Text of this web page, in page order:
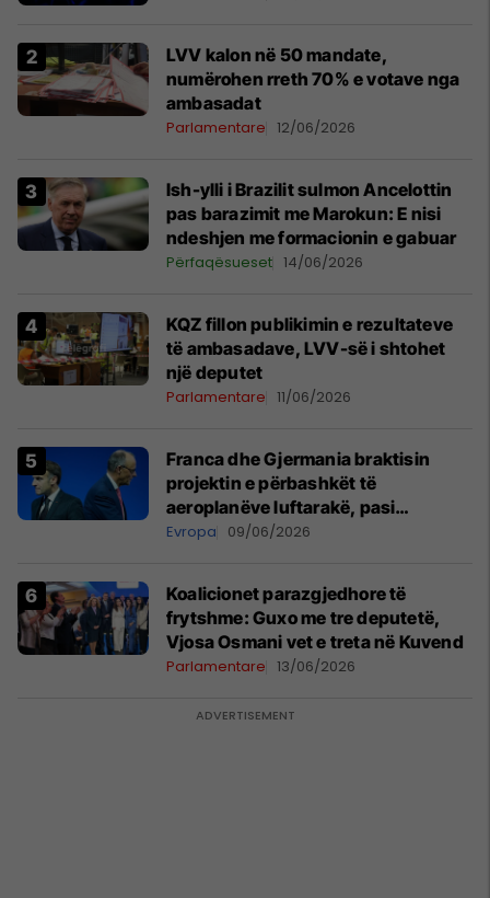
LVV kalon në 50 mandate,
numërohen rreth 70% e votave nga
ambasadat
Parlamentare 12/06/2026
Ish-ylli i Brazilit sulmon Ancelottin
pas barazimit me Marokun: E nisi
ndeshjen me formacionin e gabuar
Përfaqësueset 14/06/2026
KQZ fillon publikimin e rezultateve
të ambasadave, LVV-së i shtohet
një deputet
Parlamentare 11/06/2026
Franca dhe Gjermania braktisin
projektin e përbashkët të
aeroplanëve luftarakë, pasi
kompanitë nuk arrijnë marrëveshje
Evropa 09/06/2026
Koalicionet parazgjedhore të
frytshme: Guxo me tre deputetë,
Vjosa Osmani vet e treta në Kuvend
Parlamentare 13/06/2026